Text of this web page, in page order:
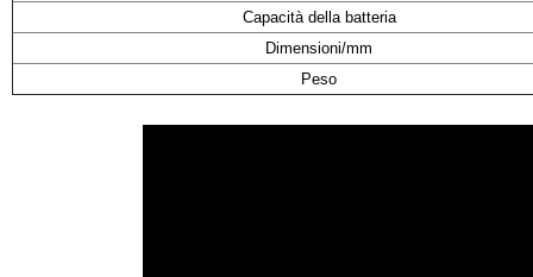
Capacità della batteria
Dimensioni/mm
Peso